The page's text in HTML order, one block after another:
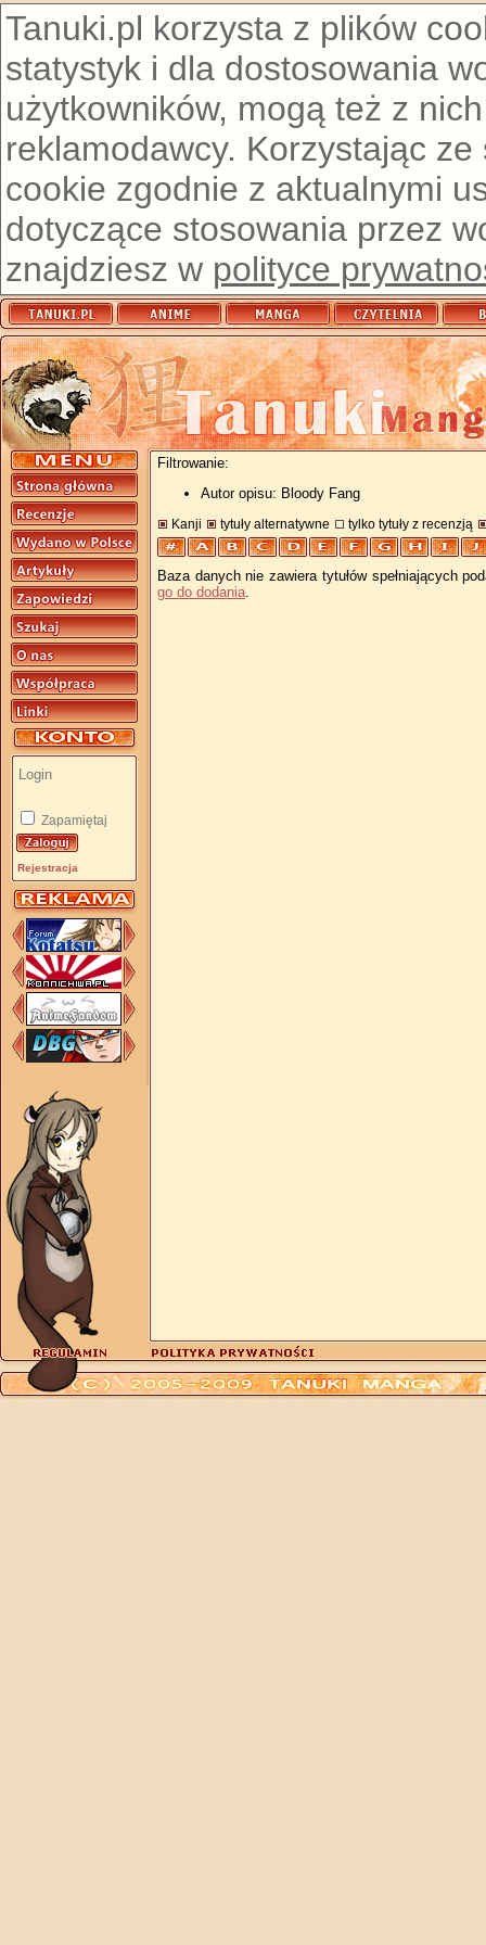
Tanuki.pl korzysta z plików
statystyk i dla dostosowania
użytkowników, mogą też z
reklamodawcy. Korzystając
cookie zgodnie z aktualnymi
dotyczące stosowania przez
znajdziesz w polityce
Zapamiętaj
Rejestracja
Filtrowanie:
Autor opisu: Bloody Fang
Kanji tytuły alternatywne tylko tytuły z recenzją
Baza danych nie zawiera tytułów spełniających
go do dodania.